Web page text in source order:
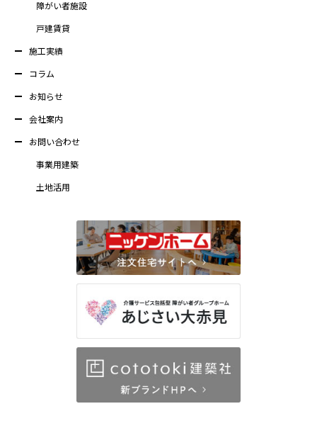
障がい者施設
戸建賃貸
施工実績
コラム
お知らせ
会社案内
お問い合わせ
事業用建築
土地活用